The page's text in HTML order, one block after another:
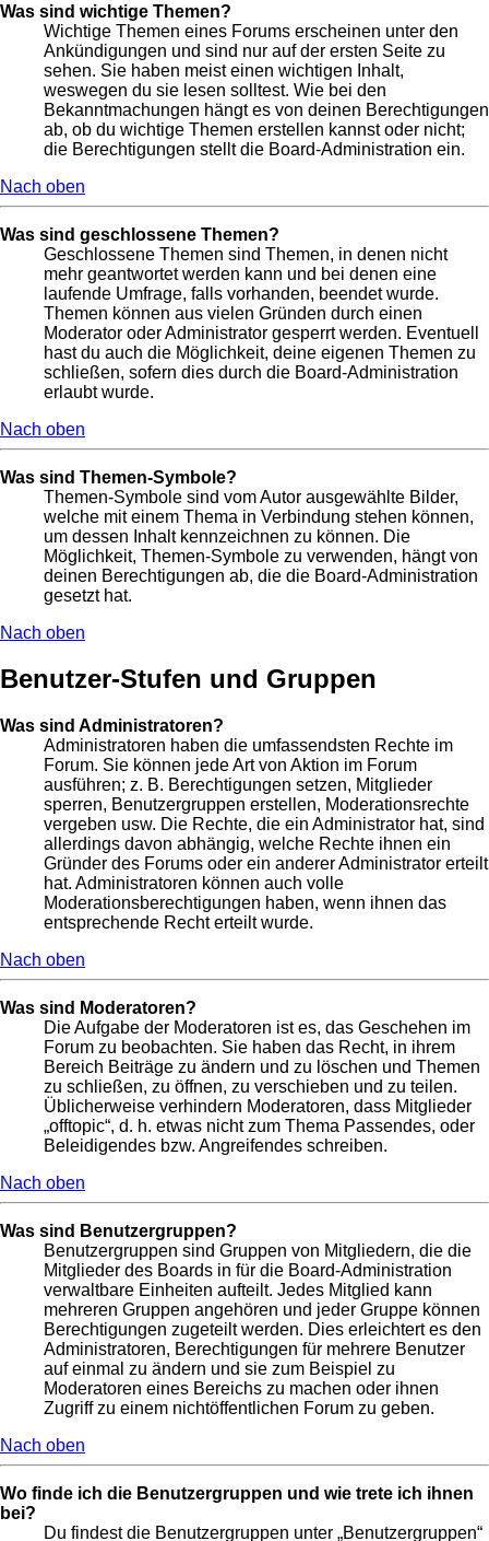
Was sind wichtige Themen?
Wichtige Themen eines Forums erscheinen unter den
Ankündigungen und sind nur auf der ersten Seite zu
sehen. Sie haben meist einen wichtigen Inhalt,
weswegen du sie lesen solltest. Wie bei den
Bekanntmachungen hängt es von deinen Berechtigungen
ab, ob du wichtige Themen erstellen kannst oder nicht;
die Berechtigungen stellt die Board-Administration ein.
Nach oben
Was sind geschlossene Themen?
Geschlossene Themen sind Themen, in denen nicht
mehr geantwortet werden kann und bei denen eine
laufende Umfrage, falls vorhanden, beendet wurde.
Themen können aus vielen Gründen durch einen
Moderator oder Administrator gesperrt werden. Eventuell
hast du auch die Möglichkeit, deine eigenen Themen zu
schließen, sofern dies durch die Board-Administration
erlaubt wurde.
Nach oben
Was sind Themen-Symbole?
Themen-Symbole sind vom Autor ausgewählte Bilder,
welche mit einem Thema in Verbindung stehen können,
um dessen Inhalt kennzeichnen zu können. Die
Möglichkeit, Themen-Symbole zu verwenden, hängt von
deinen Berechtigungen ab, die die Board-Administration
gesetzt hat.
Nach oben
Benutzer-Stufen und Gruppen
Was sind Administratoren?
Administratoren haben die umfassendsten Rechte im
Forum. Sie können jede Art von Aktion im Forum
ausführen; z. B. Berechtigungen setzen, Mitglieder
sperren, Benutzergruppen erstellen, Moderationsrechte
vergeben usw. Die Rechte, die ein Administrator hat, sind
allerdings davon abhängig, welche Rechte ihnen ein
Gründer des Forums oder ein anderer Administrator erteilt
hat. Administratoren können auch volle
Moderationsberechtigungen haben, wenn ihnen das
entsprechende Recht erteilt wurde.
Nach oben
Was sind Moderatoren?
Die Aufgabe der Moderatoren ist es, das Geschehen im
Forum zu beobachten. Sie haben das Recht, in ihrem
Bereich Beiträge zu ändern und zu löschen und Themen
zu schließen, zu öffnen, zu verschieben und zu teilen.
Üblicherweise verhindern Moderatoren, dass Mitglieder
„offtopic“, d. h. etwas nicht zum Thema Passendes, oder
Beleidigendes bzw. Angreifendes schreiben.
Nach oben
Was sind Benutzergruppen?
Benutzergruppen sind Gruppen von Mitgliedern, die die
Mitglieder des Boards in für die Board-Administration
verwaltbare Einheiten aufteilt. Jedes Mitglied kann
mehreren Gruppen angehören und jeder Gruppe können
Berechtigungen zugeteilt werden. Dies erleichtert es den
Administratoren, Berechtigungen für mehrere Benutzer
auf einmal zu ändern und sie zum Beispiel zu
Moderatoren eines Bereichs zu machen oder ihnen
Zugriff zu einem nichtöffentlichen Forum zu geben.
Nach oben
Wo finde ich die Benutzergruppen und wie trete ich ihnen
bei?
Du findest die Benutzergruppen unter „Benutzergruppen“